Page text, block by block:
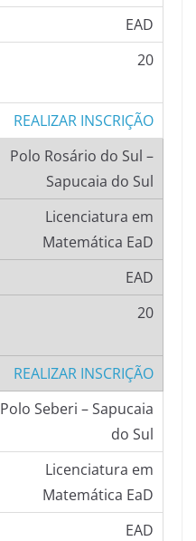
EAD
20
REALIZAR INSCRIÇÃO
Polo Rosário do Sul –
Sapucaia do Sul
Licenciatura em
Matemática EaD
EAD
20
REALIZAR INSCRIÇÃO
Polo Seberi – Sapucaia
do Sul
Licenciatura em
Matemática EaD
EAD